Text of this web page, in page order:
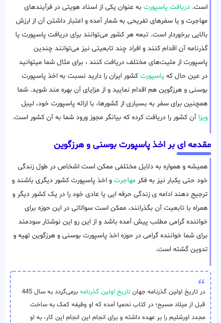
است. دریافت پاسپورت به عنوان یکی از اسناد هویتی در فرآیندهای
مهاجرت و یا سفرهای تفریحی به شمار آمده و اعتبار داشتن آن از ارزش
بالایی برخوردار است. تبعه هر کشور می‌توانند برای دریافت پاسپورت یا
گذرنامه آن اقدام کنند و افراد چند تابعیتی نیز می‌توانند چندین
پاسپورت از ملیت‌های مختلف دریافت کنند ، برای مثال شما میتوانید
در عین حال که پاسپورت کشور ایران را دارید نسبت به اخذ پاسپورت
بوسنی و هرزگوین هم اقدام نمایید و از مزایای آن بهره مند شوید. شما
همچنین برای سفر به بسیاری از کشورها، با ارائه پاسپورت خود، لیبل
ویزا آن کشور را دریافت کرده که بیانگر مجوز ورود شما به آن کشور است.
مقدمه ای بر اخذ پاسپورت بوسنی و هرزگوین
همیشه و همواره به دلایل مختلفی ممکن است اشخاص در طول زندگی
خود حتی یکبار نیز به فکر مهاجرت و اخذ پاسپورت کشور دیگری باشند و
ترجیح دهند ادامه ی زندگی حرفه ایی یا عادی خود را در یک کشور دیگر و
همراه با تابعیت آن بگذرانند، ممکن است سوالاتی در این حوزه برای
خواننده گرامی مطلب پیش آمده باشد و از این رو این نوشتار سودمند
برای شما خواننده گرامی در حوزه اخذ پاسپورت بوسنی و هرزگوین تهیه و
تدوین گشته است.
در تاریخ اولین گذرنامه جهان تاریخ اولین گذرنامه
برمی‌گردد به سال 445
قبل از میلاد مسیح؛ در کتاب نحمیا آمده که او وظیفه‌ کمک به ساخت
مجدد اورشلیم را بر عهده داشته و برای انجام این انجام این کار، به او